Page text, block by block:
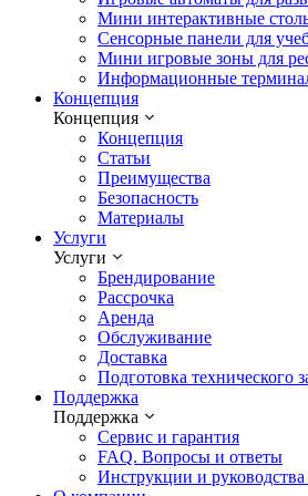
Мини интерактивные
Сенсорные панели для
Мини игровые зоны для
Информационные
Концепция
Концепция
Концепция
Статьи
Преимущества
Безопасность
Материалы
Услуги
Услуги
Брендирование
Рассрочка
Аренда
Обслуживание
Доставка
Подготовка технического
Поддержка
Поддержка
Сервис и гарантия
FAQ. Вопросы и ответы
Инструкции и